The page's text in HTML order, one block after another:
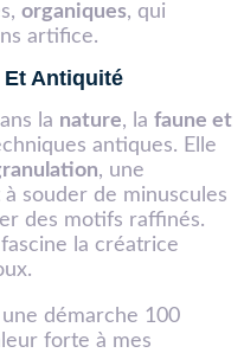
organiques, qui
artifice.
Et Antiquité
la nature, la faune et
antiques. Elle
, une
souder de minuscules
des motifs raffinés.
la créatrice
démarche 100
forte à mes